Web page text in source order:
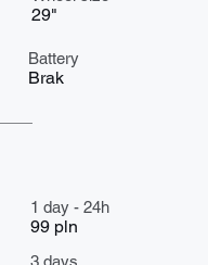
29"
Battery
Brak
1 day - 24h
99 pln
3 days